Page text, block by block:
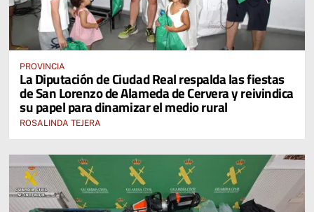
PROVINCIA
La Diputación de Ciudad Real respalda las fiestas
de San Lorenzo de Alameda de Cervera y reivindica
su papel para dinamizar el medio rural
ROSALINDA TEJERA